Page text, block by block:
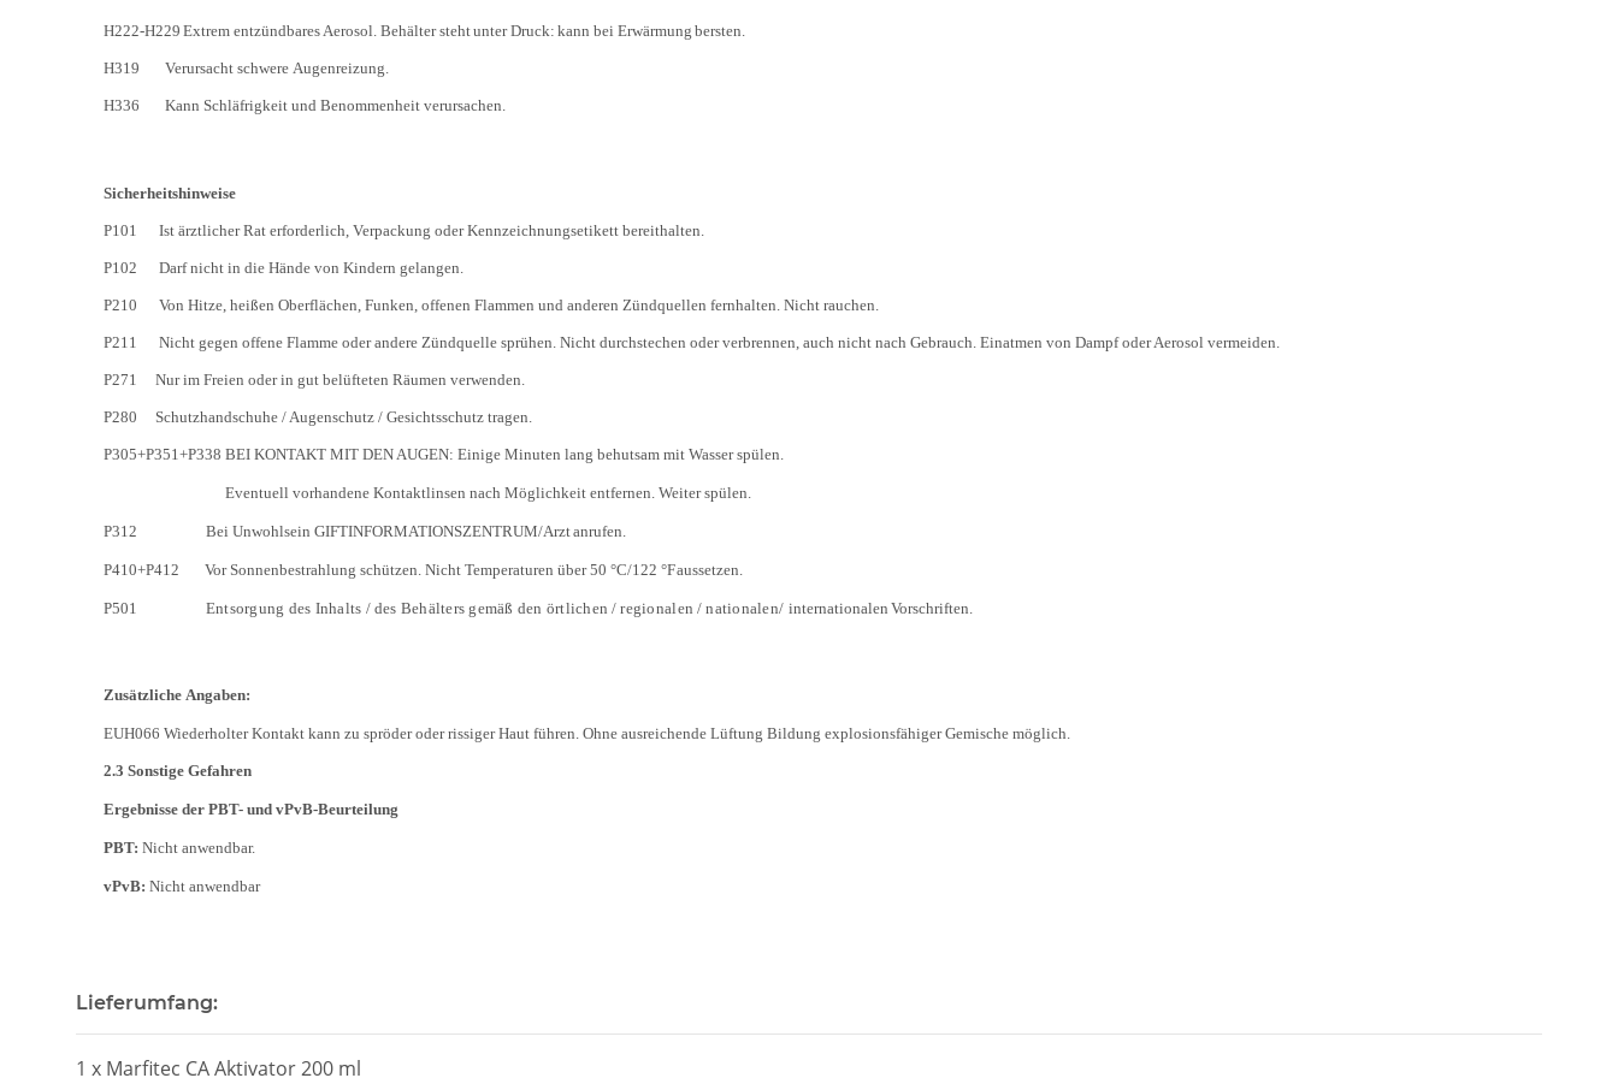
H222-H229 Extrem entzündbares Aerosol. Behälter stehtunterDruck: kann bei Erwärmung bersten.
H319 Verursacht schwere Augenreizung.
H336 Kann Schläfrigkeit und Benommenheit verursachen.
Sicherheitshinweise
P101 Ist ärztlicher Rat erforderlich, Verpackung oder Kennzeichnungsetikett bereithalten.
P102 Darf nicht in die Hände von Kindern gelangen.
P210 Von Hitze, heißen Oberflächen, Funken, offenen Flammen und anderen Zündquellen fernhalten. Nicht rauchen.
P211 Nicht gegen offene Flamme oder andere Zündquelle sprühen. Nicht durchstechen oder verbrennen, auch nicht nach Gebrauch. Einatmen von Dampf oder Aerosol vermeiden.
P271 Nur im Freien oder in gut belüfteten Räumen verwenden.
P280 Schutzhandschuhe / Augenschutz / Gesichtsschutz tragen.
P305+P351+P338 BEI KONTAKT MIT DEN AUGEN: Einige Minuten lang behutsam mit Wasser spülen.
Eventuell vorhandene Kontaktlinsen nach Möglichkeit entfernen. Weiter spülen.
P312 Bei Unwohlsein GIFTINFORMATIONSZENTRUM/Arztanrufen.
P410+P412 Vor Sonnenbestrahlung schützen. Nicht Temperaturen über 50 °C/122 °Faussetzen.
P501 Entsorgung des Inhalts / des Behältersgemäß den örtlichen/regionalen/nationalen/ internationalen Vorschriften.
Zusätzliche Angaben:
EUH066 Wiederholter Kontakt kann zu spröder oder rissiger Haut führen. Ohne ausreichende Lüftung Bildung explosionsfähiger Gemische möglich.
2.3 Sonstige Gefahren
Ergebnisse der PBT- und vPvB-Beurteilung
PBT: Nicht anwendbar.
vPvB: Nicht anwendbar
Lieferumfang:
1 x Marfitec CA Aktivator 200 ml